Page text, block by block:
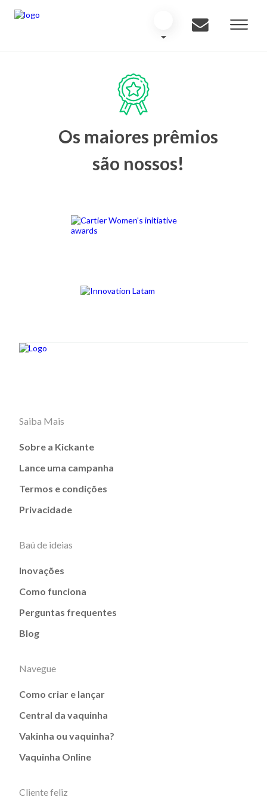
Os maiores prêmios
são nossos!
Saiba Mais
Sobre a Kickante
Lance uma campanha
Termos e condições
Privacidade
Baú de ideias
Inovações
Como funciona
Perguntas frequentes
Blog
Navegue
Como criar e lançar
Central da vaquinha
Vakinha ou vaquinha?
Vaquinha Online
Cliente feliz